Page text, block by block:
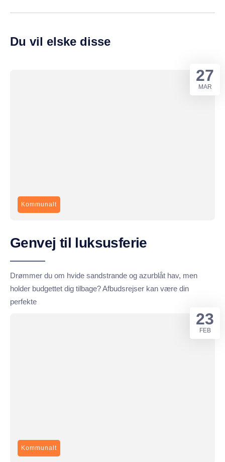
Du vil elske disse
Kommunalt
Genvej til luksusferie
Drømmer du om hvide sandstrande og azurblåt hav, men
holder budgettet dig tilbage? Afbudsrejser kan være din
perfekte
27
MAR
Kommunalt
23
FEB